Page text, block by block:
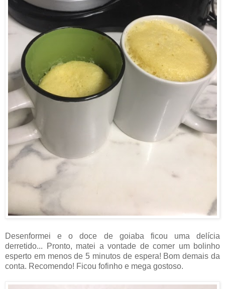
Desenformei e o doce de goiaba ficou uma delícia
derretido... Pronto, matei a vontade de comer um bolinho
esperto em menos de 5 minutos de espera! Bom demais da
conta. Recomendo! Ficou fofinho e mega gostoso.